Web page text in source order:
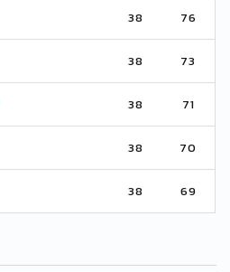
38 76
38 73
38 71
38 70
38 69